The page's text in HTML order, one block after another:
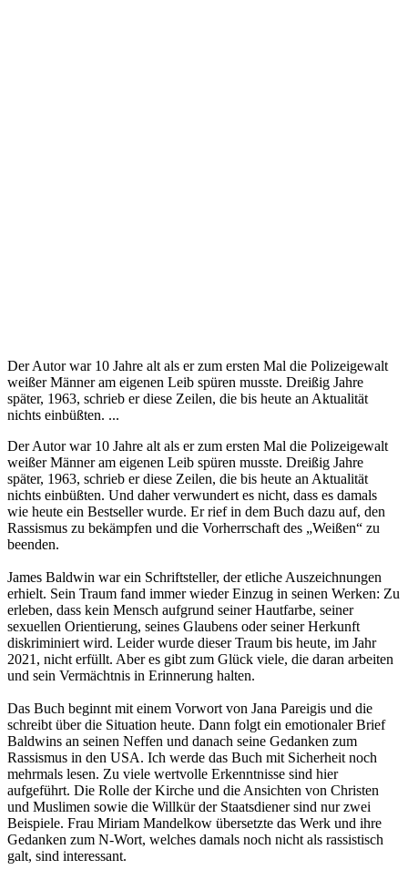
Der Autor war 10 Jahre alt als er zum ersten Mal die Polizeigewalt
weißer Männer am eigenen Leib spüren musste. Dreißig Jahre
später, 1963, schrieb er diese Zeilen, die bis heute an Aktualität
nichts einbüßten. ...
Der Autor war 10 Jahre alt als er zum ersten Mal die Polizeigewalt
weißer Männer am eigenen Leib spüren musste. Dreißig Jahre
später, 1963, schrieb er diese Zeilen, die bis heute an Aktualität
nichts einbüßten. Und daher verwundert es nicht, dass es damals
wie heute ein Bestseller wurde. Er rief in dem Buch dazu auf, den
Rassismus zu bekämpfen und die Vorherrschaft des „Weißen“ zu
beenden.
James Baldwin war ein Schriftsteller, der etliche Auszeichnungen
erhielt. Sein Traum fand immer wieder Einzug in seinen Werken: Zu
erleben, dass kein Mensch aufgrund seiner Hautfarbe, seiner
sexuellen Orientierung, seines Glaubens oder seiner Herkunft
diskriminiert wird. Leider wurde dieser Traum bis heute, im Jahr
2021, nicht erfüllt. Aber es gibt zum Glück viele, die daran arbeiten
und sein Vermächtnis in Erinnerung halten.
Das Buch beginnt mit einem Vorwort von Jana Pareigis und die
schreibt über die Situation heute. Dann folgt ein emotionaler Brief
Baldwins an seinen Neffen und danach seine Gedanken zum
Rassismus in den USA. Ich werde das Buch mit Sicherheit noch
mehrmals lesen. Zu viele wertvolle Erkenntnisse sind hier
aufgeführt. Die Rolle der Kirche und die Ansichten von Christen
und Muslimen sowie die Willkür der Staatsdiener sind nur zwei
Beispiele. Frau Miriam Mandelkow übersetzte das Werk und ihre
Gedanken zum N-Wort, welches damals noch nicht als rassistisch
galt, sind interessant.